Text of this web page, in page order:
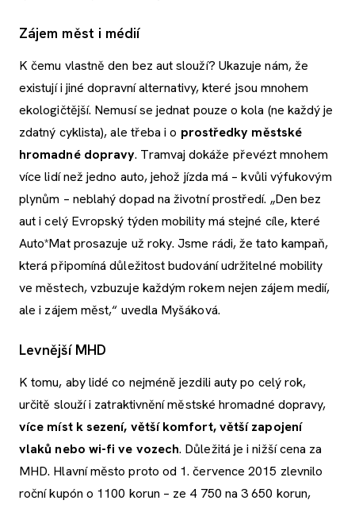
Zájem měst i médií
K čemu vlastně den bez aut slouží? Ukazuje nám, že
existují i jiné dopravní alternativy, které jsou mnohem
ekologičtější. Nemusí se jednat pouze o kola (ne každý je
zdatný cyklista), ale třeba i o prostředky městské
hromadné dopravy. Tramvaj dokáže převézt mnohem
více lidí než jedno auto, jehož jízda má – kvůli výfukovým
plynům – neblahý dopad na životní prostředí. „Den bez
aut i celý Evropský týden mobility má stejné cíle, které
Auto*Mat prosazuje už roky. Jsme rádi, že tato kampaň,
která připomíná důležitost budování udržitelné mobility
ve městech, vzbuzuje každým rokem nejen zájem medií,
ale i zájem měst,“ uvedla Myšáková.
Levnější MHD
K tomu, aby lidé co nejméně jezdili auty po celý rok,
určitě slouží i zatraktivnění městské hromadné dopravy,
více míst k sezení, větší komfort, větší zapojení
vlaků nebo wi-fi ve vozech. Důležitá je i nižší cena za
MHD. Hlavní město proto od 1. července 2015 zlevnilo
roční kupón o 1100 korun – ze 4 750 na 3 650 korun,